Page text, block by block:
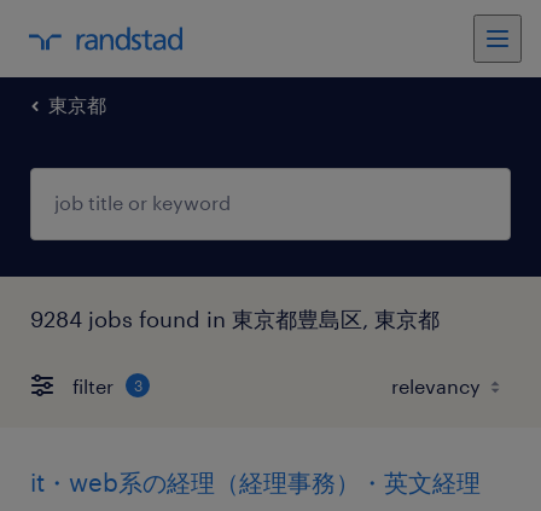
東京都
9284 jobs found in 東京都豊島区, 東京都
filter 3
it・web系の経理（経理事務）・英文経理